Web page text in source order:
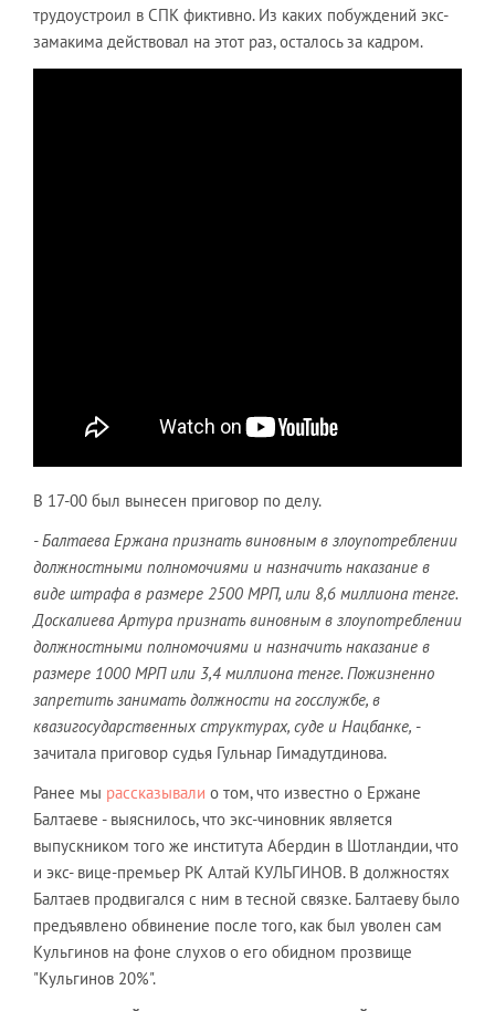
трудоустроил в СПК фиктивно. Из каких побуждений экс-
замакима действовал на этот раз, осталось за кадром.
В 17-00 был вынесен приговор по делу.
- Балтаева Ержана признать виновным в злоупотреблении
должностными полномочиями и назначить наказание в
виде штрафа в размере 2500 МРП, или 8,6 миллиона тенге.
Доскалиева Артура признать виновным в злоупотреблении
должностными полномочиями и назначить наказание в
размере 1000 МРП или 3,4 миллиона тенге. Пожизненно
запретить занимать должности на госслужбе, в
квазигосударственных структурах, суде и Нацбанке, -
зачитала приговор судья Гульнар Гимадутдинова.
Ранее мы рассказывали о том, что известно о Ержане
Балтаеве - выяснилось, что экс-чиновник является
выпускником того же института Абердин в Шотландии, что
и экс- вице-премьер РК Алтай КУЛЬГИНОВ. В должностях
Балтаев продвигался с ним в тесной связке. Балтаеву было
предъявлено обвинение после того, как был уволен сам
Кульгинов на фоне слухов о его обидном прозвище
"Кульгинов 20%".